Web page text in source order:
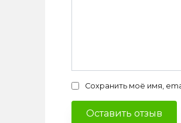
Сохранить моё имя,